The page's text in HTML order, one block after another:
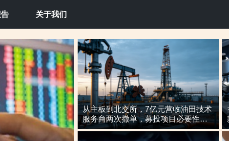
关于我们
从主板到北交所，7亿元营收油田技术
服务商两次撤单，募投项目必要性与
核心技术竞争力遭“拷问”